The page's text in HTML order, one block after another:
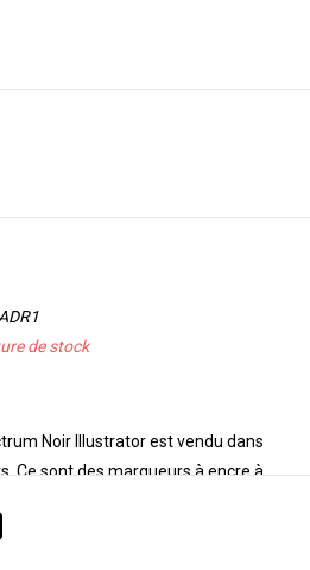
de stock
Noir Illustrator est vendu dans
Ce sont des marqueurs à encre à
de la coloration et une pointe de